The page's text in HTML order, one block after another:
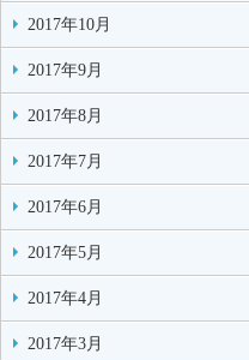
2017年10月
2017年9月
2017年8月
2017年7月
2017年6月
2017年5月
2017年4月
2017年3月